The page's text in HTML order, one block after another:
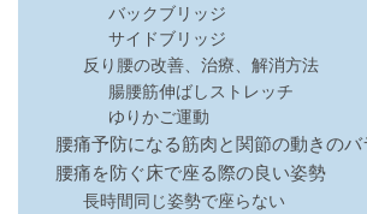
バックブリッジ
サイドブリッジ
反り腰の改善、治療、解消方法
腸腰筋伸ばしストレッチ
ゆりかご運動
腰痛予防になる筋肉と関節の動きのバ
腰痛を防ぐ床で座る際の良い姿勢
長時間同じ姿勢で座らない